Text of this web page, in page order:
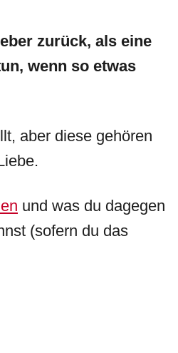
zurück, als eine
wenn so etwas
aber diese gehören
und was du dagegen
(sofern du das